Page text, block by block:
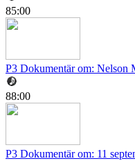
85:00
P3 Dokumentär om: Nelson
88:00
P3 Dokumentär om: 11